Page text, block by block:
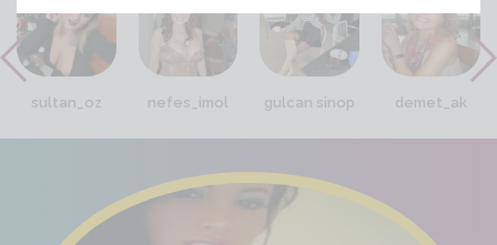
sultan_oz nefes_imol gulcan sinop demet_ak